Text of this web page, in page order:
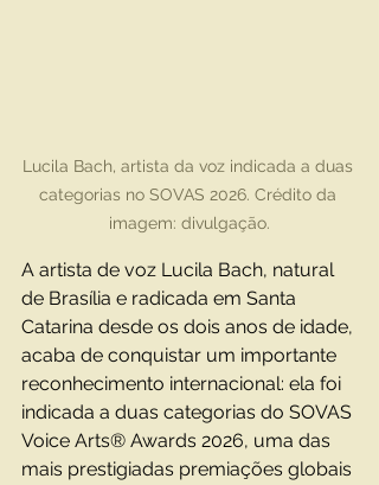
Lucila Bach, artista da voz indicada a duas
categorias no SOVAS 2026. Crédito da
imagem: divulgação.
A artista de voz Lucila Bach, natural
de Brasília e radicada em Santa
Catarina desde os dois anos de idade,
acaba de conquistar um importante
reconhecimento internacional: ela foi
indicada a duas categorias do SOVAS
Voice Arts® Awards 2026, uma das
mais prestigiadas premiações globais